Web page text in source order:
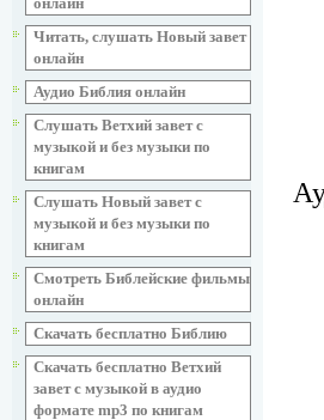
Читать, слушать Новый завет
онлайн
Аудио Библия онлайн
Слушать Ветхий завет с
музыкой и без музыки по
книгам
Слушать Новый завет с
музыкой и без музыки по
книгам
Смотреть Библейские фильмы
онлайн
Скачать бесплатно Библию
Скачать бесплатно Ветхий
завет с музыкой в аудио
формате mp3 по книгам